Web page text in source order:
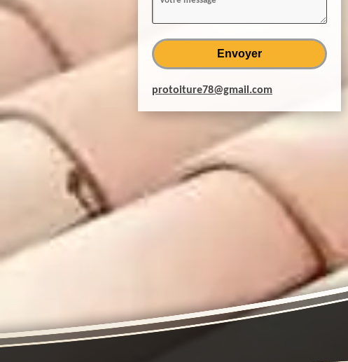
protoiture78@gmail.com